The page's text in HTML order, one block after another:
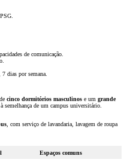
de comunicação.
dias por semana.
cinco dormitórios masculinos e um grande
semelhança de um campus universitário.
, com serviço de lavandaria, lavagem de roupa
Espaços comuns